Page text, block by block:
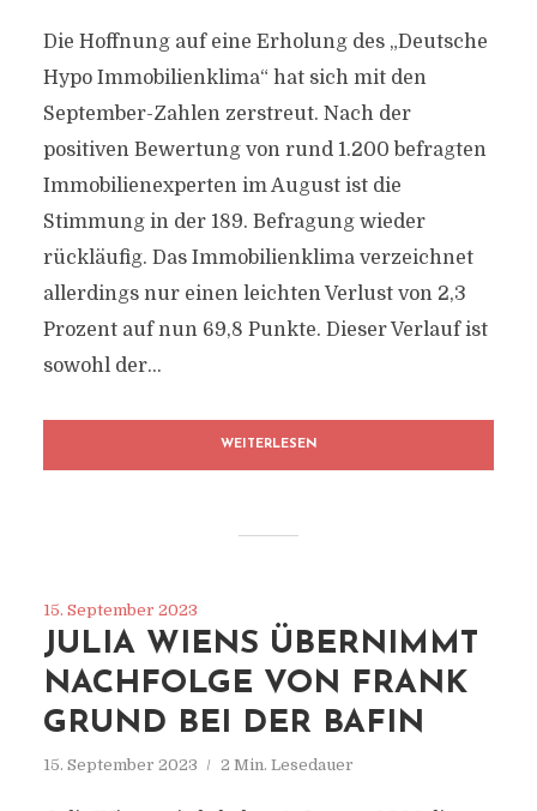
Die Hoffnung auf eine Erholung des „Deutsche
Hypo Immobilienklima“ hat sich mit den
September-Zahlen zerstreut. Nach der
positiven Bewertung von rund 1.200 befragten
Immobilienexperten im August ist die
Stimmung in der 189. Befragung wieder
rückläufig. Das Immobilienklima verzeichnet
allerdings nur einen leichten Verlust von 2,3
Prozent auf nun 69,8 Punkte. Dieser Verlauf ist
sowohl der...
WEITERLESEN
15. September 2023
JULIA WIENS ÜBERNIMMT
NACHFOLGE VON FRANK
GRUND BEI DER BAFIN
15. September 2023 2 Min. Lesedauer